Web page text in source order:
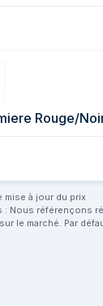
Rouge/
mise à jour du prix
: Nous référençons
le marché. Par